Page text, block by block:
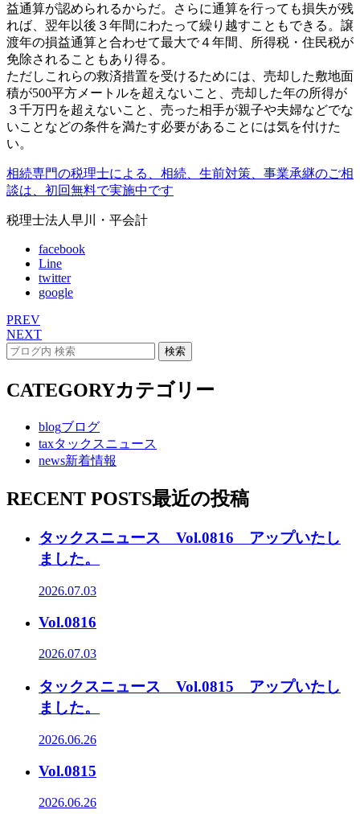
益通算が認められるからだ。さらに通算を行っても損失が残
れば、翌年以後３年間にわたって繰り越すこともできる。譲
渡年の損益通算と合わせて最大で４年間、所得税・住民税が
免除されることもあり得る。
ただしこれらの救済措置を受けるためには、売却した敷地面
積が500平方メートルを超えないこと、売却した年の所得が
３千万円を超えないこと、売った相手が親子や夫婦などでな
いことなどの条件を満たす必要があることには気を付けた
い。
相続専門の税理士による、相続、生前対策、事業承継のご相
談は、初回無料で実施中です
税理士法人早川・平会計
facebook
Line
twitter
google
PREV
NEXT
CATEGORYカテゴリー
blogブログ
taxタックスニュース
news新着情報
RECENT POSTS最近の投稿
タックスニュース Vol.0816 アップいたし
ました。
2026.07.03
Vol.0816
2026.07.03
タックスニュース Vol.0815 アップいたし
ました。
2026.06.26
Vol.0815
2026.06.26